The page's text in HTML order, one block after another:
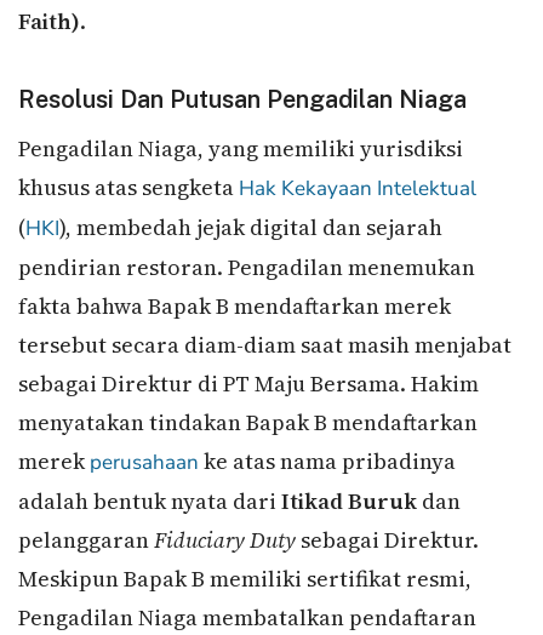
Faith).
Resolusi Dan Putusan Pengadilan Niaga
Pengadilan Niaga, yang memiliki yurisdiksi
khusus atas sengketa Hak Kekayaan Intelektual
(HKI), membedah jejak digital dan sejarah
pendirian restoran. Pengadilan menemukan
fakta bahwa Bapak B mendaftarkan merek
tersebut secara diam-diam saat masih menjabat
sebagai Direktur di PT Maju Bersama. Hakim
menyatakan tindakan Bapak B mendaftarkan
merekperusahaan ke atas nama pribadinya
adalah bentuk nyata dari Itikad Buruk dan
pelanggaranFiduciary Duty sebagai Direktur.
Meskipun Bapak B memiliki sertifikat resmi,
Pengadilan Niaga membatalkan pendaftaran